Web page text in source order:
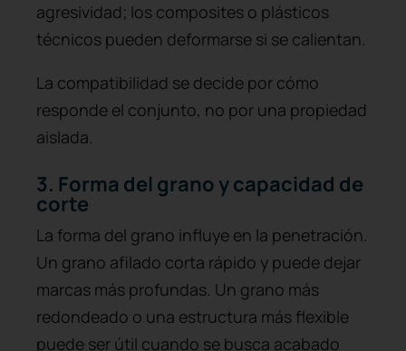
agresividad; los composites o plásticos
técnicos pueden deformarse si se calientan.
La compatibilidad se decide por cómo
responde el conjunto, no por una propiedad
aislada.
3. Forma del grano y capacidad de
corte
La forma del grano influye en la penetración.
Un grano afilado corta rápido y puede dejar
marcas más profundas. Un grano más
redondeado o una estructura más flexible
puede ser útil cuando se busca acabado